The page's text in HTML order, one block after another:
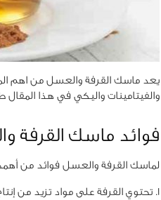
يعد ماسك القرفة والعسل من اهم
والفيتامينات واليكي في هذا
فوائد ماسك القرفة
لماسك القرفة والعسل فوائد من
تحتوي القرفة على مواد تزيد من